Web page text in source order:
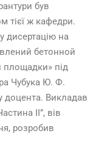
був
тієї ж кафедри.
дисертацію на
бетонной
під
Чубука Ю. Ф.
доцента. Викладав
II”, вів
розробив